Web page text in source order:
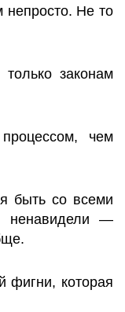
непросто. Не то
законам
чем
быть со всеми
ненавидели —
фигни, которая